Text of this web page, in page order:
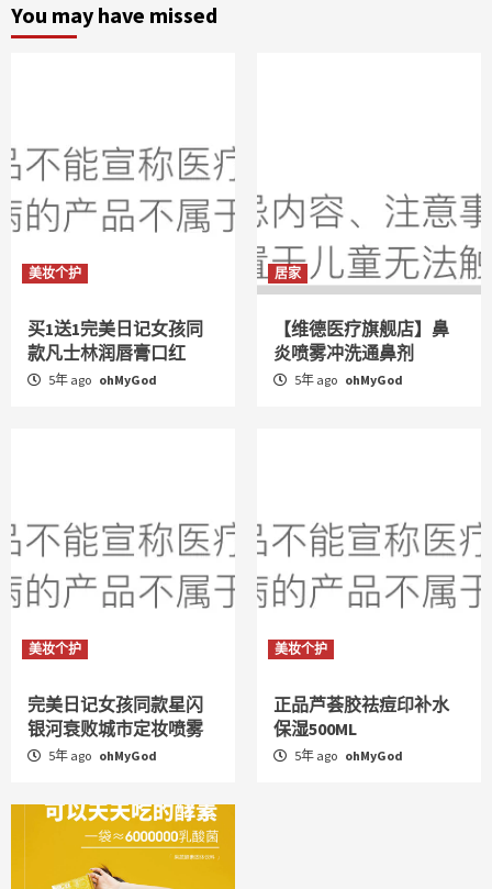
You may have missed
美妆个护
买1送1完美日记女孩同
款凡士林润唇膏口红
5年 ago ohMyGod
居家
【维德医疗旗舰店】鼻
炎喷雾冲洗通鼻剂
5年 ago ohMyGod
美妆个护
完美日记女孩同款星闪
银河衰败城市定妆喷雾
5年 ago ohMyGod
美妆个护
正品芦荟胶祛痘印补水
保湿500ML
5年 ago ohMyGod